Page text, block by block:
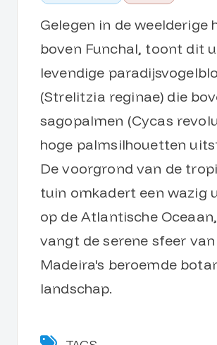
Gelegen in de weelderige
boven Funchal, toont dit
levendige
(Strelitzia reginae) die
sagopalmen (Cycas
hoge palmsilhouetten
De voorgrond van de
tuin omkadert een wazig
op de Atlantische
vangt de serene sfeer van
Madeira's beroemde
landschap.